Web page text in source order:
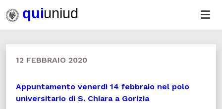
12 FEBBRAIO 2020
Appuntamento venerdì 14 febbraio nel polo
universitario di S. Chiara a Gorizia